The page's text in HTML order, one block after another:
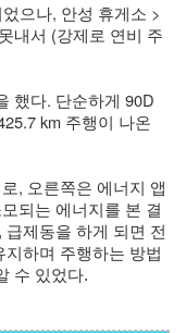
으나, 안성 휴게소 >
내서 (강제로 연비 주
했다. 단순하게 90D
km 주행이 나온
, 오른쪽은 에너지 앱
되는 에너지를 본 결
제동을 하게 되면 전
하며 주행하는 방법
수 있었다.